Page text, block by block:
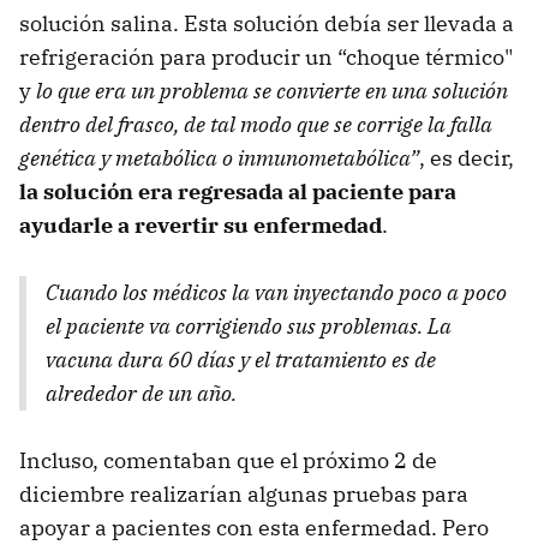
solución salina. Esta solución debía ser llevada a
refrigeración para producir un “choque térmico"
ylo que era un problema se convierte en una solución
dentro del frasco, de tal modo que se corrige la falla
genética y metabólica o inmunometabólica”, es decir,
la solución era regresada al paciente para
ayudarle a revertir su enfermedad.
Cuando los médicos la van inyectando poco a poco
el paciente va corrigiendo sus problemas. La
vacuna dura 60 días y el tratamiento es de
alrededor de un año.
Incluso, comentaban que el próximo 2 de
diciembre realizarían algunas pruebas para
apoyar a pacientes con esta enfermedad. Pero